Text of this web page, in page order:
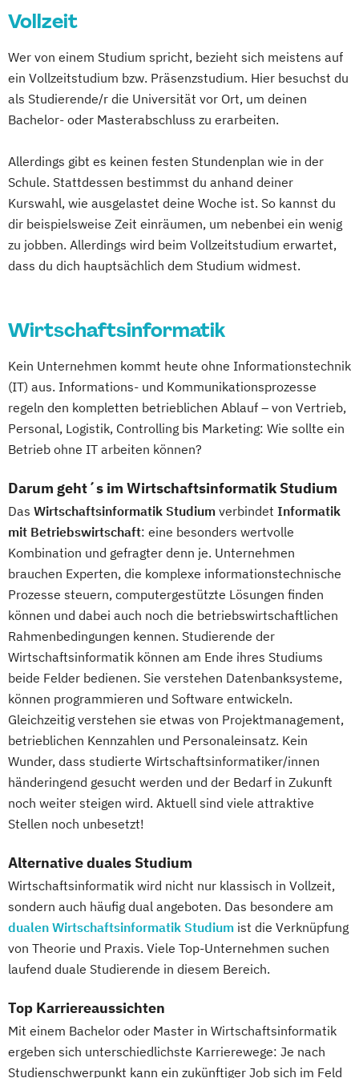
Vollzeit
Wer von einem Studium spricht, bezieht sich meistens auf
ein Vollzeitstudium bzw. Präsenzstudium. Hier besuchst du
als Studierende/r die Universität vor Ort, um deinen
Bachelor- oder Masterabschluss zu erarbeiten.
Allerdings gibt es keinen festen Stundenplan wie in der
Schule. Stattdessen bestimmst du anhand deiner
Kurswahl, wie ausgelastet deine Woche ist. So kannst du
dir beispielsweise Zeit einräumen, um nebenbei ein wenig
zu jobben. Allerdings wird beim Vollzeitstudium erwartet,
dass du dich hauptsächlich dem Studium widmest.
Wirtschaftsinformatik
Kein Unternehmen kommt heute ohne Informationstechnik
(IT) aus. Informations- und Kommunikationsprozesse
regeln den kompletten betrieblichen Ablauf – von Vertrieb,
Personal, Logistik, Controlling bis Marketing: Wie sollte ein
Betrieb ohne IT arbeiten können?
Darum geht´s im Wirtschaftsinformatik Studium
Das Wirtschaftsinformatik Studium verbindet Informatik
mit Betriebswirtschaft: eine besonders wertvolle
Kombination und gefragter denn je. Unternehmen
brauchen Experten, die komplexe informationstechnische
Prozesse steuern, computergestützte Lösungen finden
können und dabei auch noch die betriebswirtschaftlichen
Rahmenbedingungen kennen. Studierende der
Wirtschaftsinformatik können am Ende ihres Studiums
beide Felder bedienen. Sie verstehen Datenbanksysteme,
können programmieren und Software entwickeln.
Gleichzeitig verstehen sie etwas von Projektmanagement,
betrieblichen Kennzahlen und Personaleinsatz. Kein
Wunder, dass studierte Wirtschaftsinformatiker/innen
händeringend gesucht werden und der Bedarf in Zukunft
noch weiter steigen wird. Aktuell sind viele attraktive
Stellen noch unbesetzt!
Alternative duales Studium
Wirtschaftsinformatik wird nicht nur klassisch in Vollzeit,
sondern auch häufig dual angeboten. Das besondere am
dualen Wirtschaftsinformatik Studium ist die Verknüpfung
von Theorie und Praxis. Viele Top-Unternehmen suchen
laufend duale Studierende in diesem Bereich.
Top Karriereaussichten
Mit einem Bachelor oder Master in Wirtschaftsinformatik
ergeben sich unterschiedlichste Karrierewege: Je nach
Studienschwerpunkt kann ein zukünftiger Job sich im Feld